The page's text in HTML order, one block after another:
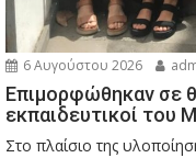
6 Αυγούστου 2026
Eπιμορφώθηκαν σε
εκπαιδευτικοί του
Στο πλαίσιο της